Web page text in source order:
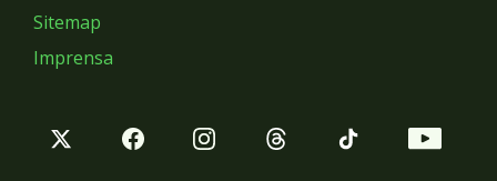
Sitemap
Imprensa